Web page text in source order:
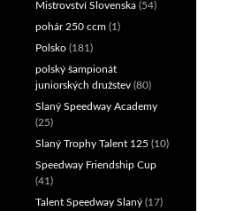
Mistrovství Slovenska (54)
pohár 250 ccm (1)
Polsko (181)
polský šampionát
juniorských družstev (80)
Slaný Speedway Academy
(25)
Slaný Trophy Talent 125 (10)
Speedway Friendship Cup
(41)
Talent Speedway Slaný (17)